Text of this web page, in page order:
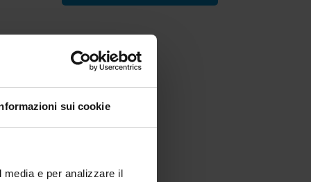
sui cookie
e per analizzare il